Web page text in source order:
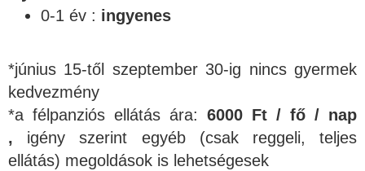
0-1 év : ingyenes
*június 15-től szeptember 30-ig nincs gyermek
kedvezmény
*a félpanziós ellátás ára: 6000 Ft / fő / nap
, igény szerint egyéb (csak reggeli, teljes
ellátás) megoldások is lehetségesek